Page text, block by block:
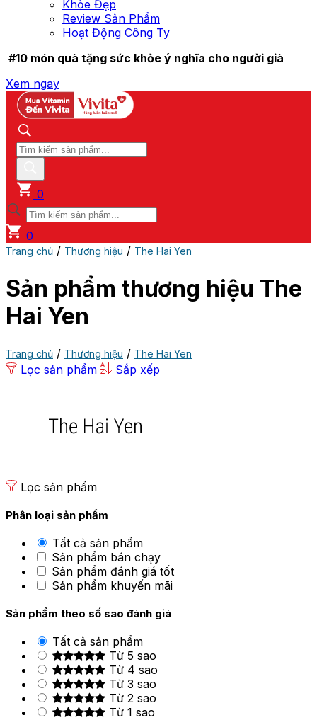
Khỏe Đẹp
Review Sản Phẩm
Hoạt Động Công Ty
#10 món quà tặng sức khỏe ý nghĩa cho người già
Xem ngay
0
0
Trang chủ / Thương hiệu / The Hai Yen
Sản phẩm thương hiệu The
Hai Yen
Trang chủ / Thương hiệu / The Hai Yen
Lọc sản phẩm Sắp xếp
Lọc sản phẩm
Phân loại sản phẩm
Tất cả sản phẩm
Sản phẩm bán chạy
Sản phẩm đánh giá tốt
Sản phẩm khuyến mãi
Sản phẩm theo số sao đánh giá
Tất cả sản phẩm
Từ 5 sao
Từ 4 sao
Từ 3 sao
Từ 2 sao
Từ 1 sao